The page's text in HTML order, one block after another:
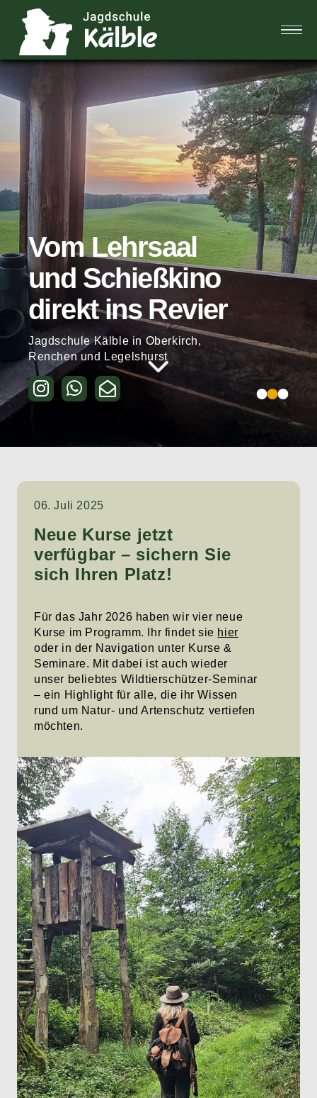
Das Team
Jagdblog
FAQ
Galerie
Kontakt
Kurse & Seminare
Vom Lehrsaal
und Schießkino
direkt ins Revier
Jagdschule Kälble in Oberkirch,
Renchen und Legelshurst
06. Juli 2025
Neue Kurse jetzt
verfügbar – sichern Sie
sich Ihren Platz!
Für das Jahr 2026 haben wir vier neue
Kurse im Programm. Ihr findet sie hier
oder in der Navigation unter Kurse &
Seminare. Mit dabei ist auch wieder
unser beliebtes Wildtierschützer-Seminar
– ein Highlight für alle, die ihr Wissen
rund um Natur- und Artenschutz vertiefen
möchten.